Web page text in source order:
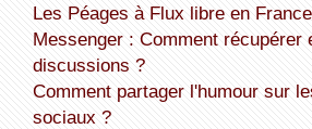
Les Péages à Flux libre en France
Messenger : Comment récupérer et lire toutes les
discussions ?
Comment partager l'humour sur les réseaux
sociaux ?